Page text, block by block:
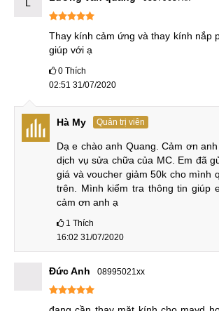
Thay mặt kính Huawei Honor 10 GT
không xảy ra bất kỳ sai xót nào
Bảo hành từ 3-12 tháng tùy vào
dụng tại trung tâm.
Phòng chờ mát mẻ phục vụ quý
dịch vụ thay mặt cảm ứng tại
Nhiều ưu đãi hấp dẫn khi quý
thoại Huawei, tặng dán chống
thoại Honor 10, 10 GT tặng
50-100k,..
Với những yếu tố trên,
hàng những dịch vụ sửa chữa. thay thế
L
Thay kính cảm ứng và thay kính nắp
giúp với ạ
0 Thích
02:51 31/07/2020
Hà My Quản trị viên
Dạ e chào anh Quang. Cảm ơn
dịch vụ sửa chữa của MC. Em đã
giá và voucher giảm 50k cho mình
trên. Mình kiểm tra thông tin giúp
cảm ơn anh ạ
1 Thích
16:02 31/07/2020
Đức Anh 08995021xx